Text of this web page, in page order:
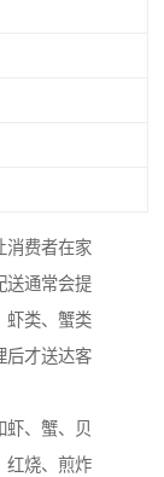
消费者在家
送通常会提
虾类、蟹类
后才送达客
虾、蟹、贝
红烧、煎炸